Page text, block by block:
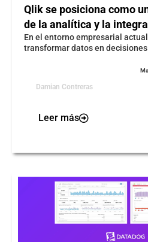
Qlik se posiciona como
de la analítica y la
​En el entorno empresarial
transformar datos en
Damian Contreras
Leer más